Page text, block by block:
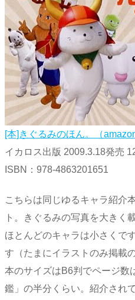
[本]きぐるみのほん。（amazon
イカロス出版 2009.3.18発売
ISBN：978-4863201651
こちらは同じゆるキャラ紹介
ト。きぐるみの写真を大きく
ほとんどのキャラは小さくで
す（たまにイラストのみ掲載
本のサイズはB6判でページ数
鑑」の半分くらい。紹介され